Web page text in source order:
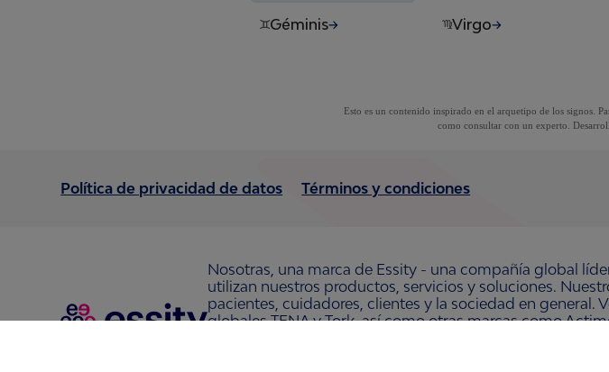
Géminis Virgo
Esto es un contenido inspirado en el arquetipo de los signos.
como consultar con un experto.
Política de privacidad de datos Términos y condiciones
Nosotras, una marca de Essity - una compañía global
utilizan nuestros productos, servicios y soluciones.
pacientes, cuidadores, clientes y la sociedad en general.
globales TENA y Tork, así como otras marcas como